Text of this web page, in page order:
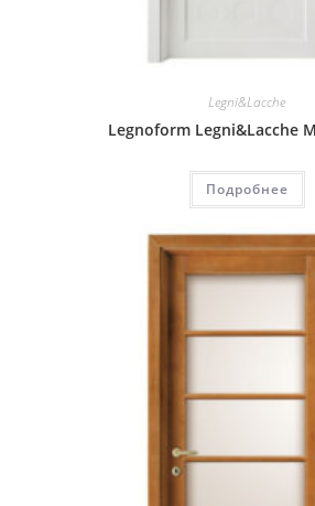
Legni&Lacche
Legnoform Legni&Lacche
Подробнее